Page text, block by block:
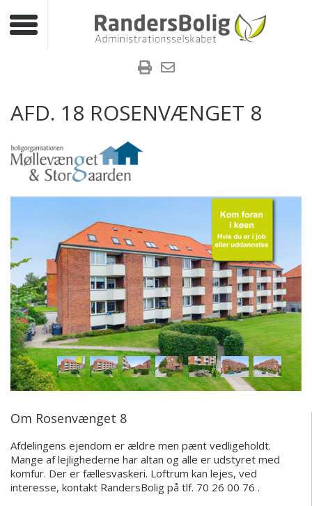
Toggle navigation
AFD. 18 ROSENVÆNGET 8
Om Rosenvænget 8
Afdelingens ejendom er ældre men pænt vedligeholdt.
Mange af lejlighederne har altan og alle er udstyret med
komfur. Der er fællesvaskeri. Loftrum kan lejes, ved
interesse, kontakt RandersBolig på tlf. 70 26 00 76 .